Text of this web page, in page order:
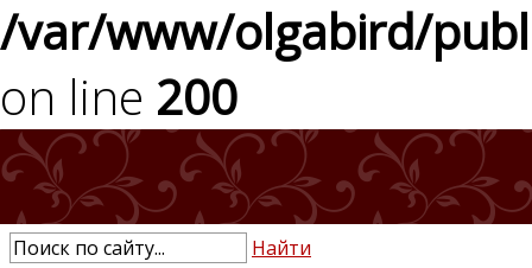
on line